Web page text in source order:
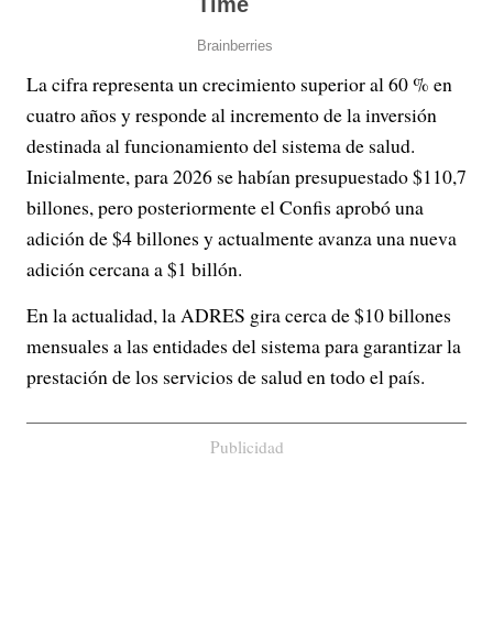
La cifra representa un crecimiento superior al 60 % en
cuatro años y responde al incremento de la inversión
destinada al funcionamiento del sistema de salud.
Inicialmente, para 2026 se habían presupuestado $110,7
billones, pero posteriormente el Confis aprobó una
adición de $4 billones y actualmente avanza una nueva
adición cercana a $1 billón.
En la actualidad, la ADRES gira cerca de $10 billones
mensuales a las entidades del sistema para garantizar la
prestación de los servicios de salud en todo el país.
Publicidad